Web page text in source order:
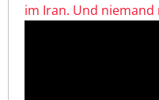
im Iran. Und